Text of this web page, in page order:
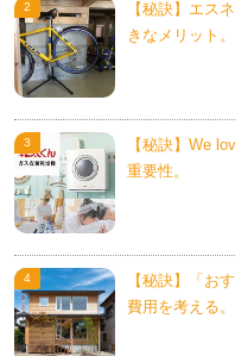
【秘訣】エス
きなメリット。
【秘訣】We
重要性。
【秘訣】「お
費用を考える。